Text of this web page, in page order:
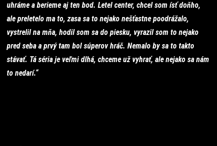
uhráme a berieme aj ten bod. Letel center, chcel som ísť doňho,
ale preletelo ma to, zasa sa to nejako nešťastne poodrážalo,
vystrelil na mňa, hodil som sa do piesku, vyrazil som to nejako
pred seba a prvý tam bol súperov hráč. Nemalo by sa to takto
stávať. Tá séria je veľmi dlhá, chceme už vyhrať, ale nejako sa nám
to nedarí.“